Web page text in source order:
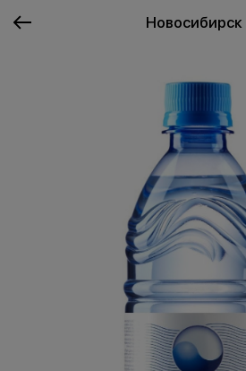
Новосибирск